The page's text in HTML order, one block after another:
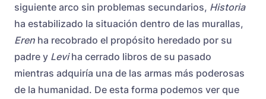
siguiente arco sin problemas secundarios, Historia
ha estabilizado la situación dentro de las murallas,
Eren ha recobrado el propósito heredado por su
padre y Leviha cerrado libros de su pasado
mientras adquiría una de las armas más poderosas
de la humanidad. De esta forma podemos ver que